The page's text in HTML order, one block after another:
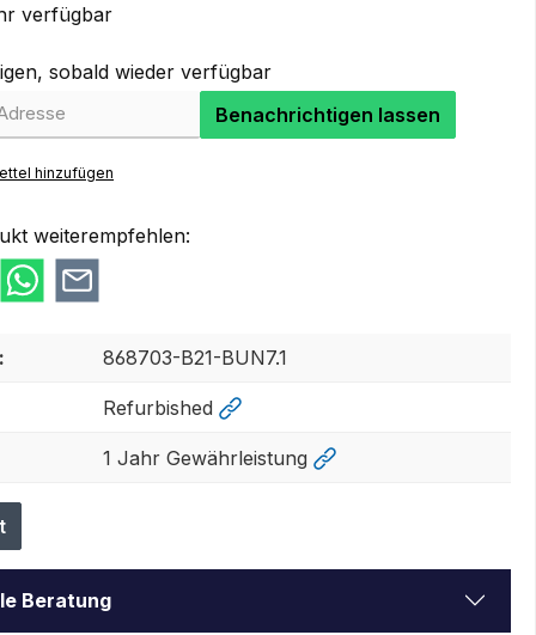
verfügbar
sobald wieder verfügbar
Benachrichtigen lassen
hinzufügen
weiterempfehlen:
868703-B21-BUN7.1
Refurbished
1 Jahr Gewährleistung
Beratung